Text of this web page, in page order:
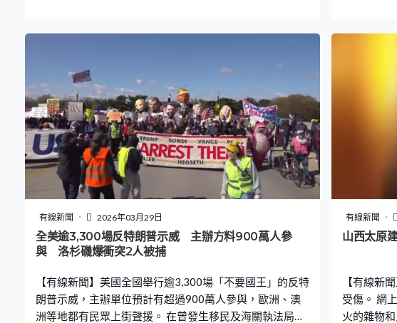
脅若大使不理會他就自殺。警員在叢林中發現一把刀刃長
18厘米的廚房刀，相信是他攜帶。
夥伴調查
事件警惕
場，商戶
有線新聞 2026年03月29日
全美逾3,300場反特朗普示威 主辦方料900萬人參
與 洛杉磯爆衝突2人被捕
【有線新聞】美國全國舉行逾3,300場「不要國王」的反特
朗普示威，主辦單位預計有超過900萬人參與，歐洲、澳
洲等地都有民眾上街聲援。 在曾發生移民及海關執法局人
有線新聞
山西太原
【有線新
受傷。 網
火的雜物